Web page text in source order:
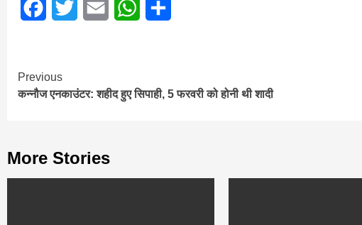
FacebookTwitter Email WhatsApp
Continue
Reading
Previous
कन्‍नौज एनकाउंटर: शहीद हुए सिपाही, 5 फरवरी को होनी थी शादी
More Stories